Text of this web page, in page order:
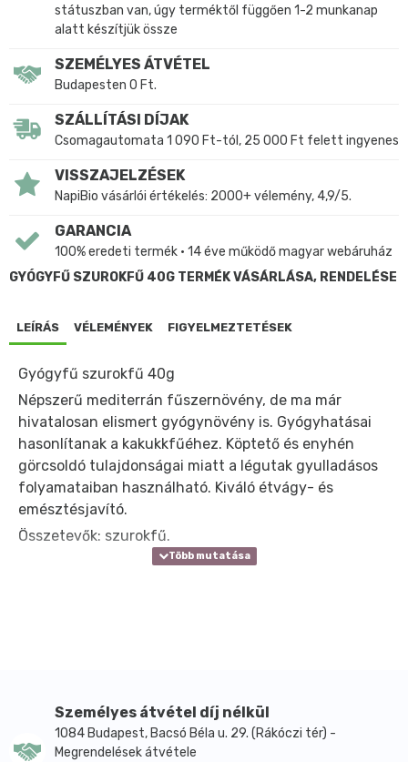
státuszban van, úgy terméktől függően 1-2 munkanap
alatt készítjük össze
SZEMÉLYES ÁTVÉTEL
Budapesten 0 Ft.
SZÁLLÍTÁSI DÍJAK
Csomagautomata 1 090 Ft-tól, 25 000 Ft felett ingyenes
VISSZAJELZÉSEK
NapiBio vásárlói értékelés: 2000+ vélemény, 4,9/5.
GARANCIA
100% eredeti termék • 14 éve működő magyar webáruház
GYÓGYFŰ SZUROKFŰ 40G TERMÉK VÁSÁRLÁSA, RENDELÉSE
LEÍRÁS VÉLEMÉNYEK FIGYELMEZTETÉSEK
Gyógyfű szurokfű 40g
Népszerű mediterrán fűszernövény, de ma már
hivatalosan elismert gyógynövény is. Gyógyhatásai
hasonlítanak a kakukkfűéhez. Köptető és enyhén
görcsoldó tulajdonságai miatt a légutak gyulladásos
folyamataiban használható. Kiváló étvágy- és
emésztésjavító.
Összetevők: szurokfű.
Személyes átvétel díj nélkül
1084 Budapest, Bacsó Béla u. 29. (Rákóczi tér) -
Megrendelések átvétele